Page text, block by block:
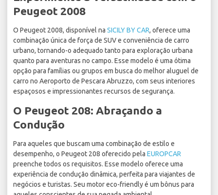
Peugeot 2008
O Peugeot 2008, disponível na SICILY BY CAR, oferece uma
combinação única de força de SUV e conveniência de carro
urbano, tornando-o adequado tanto para exploração urbana
quanto para aventuras no campo. Esse modelo é uma ótima
opção para famílias ou grupos em busca do melhor aluguel de
carro no Aeroporto de Pescara Abruzzo, com seus interiores
espaçosos e impressionantes recursos de segurança.
O Peugeot 208: Abraçando a
Condução
Para aqueles que buscam uma combinação de estilo e
desempenho, o Peugeot 208 oferecido pela EUROPCAR
preenche todos os requisitos. Esse modelo oferece uma
experiência de condução dinâmica, perfeita para viajantes de
negócios e turistas. Seu motor eco-friendly é um bônus para